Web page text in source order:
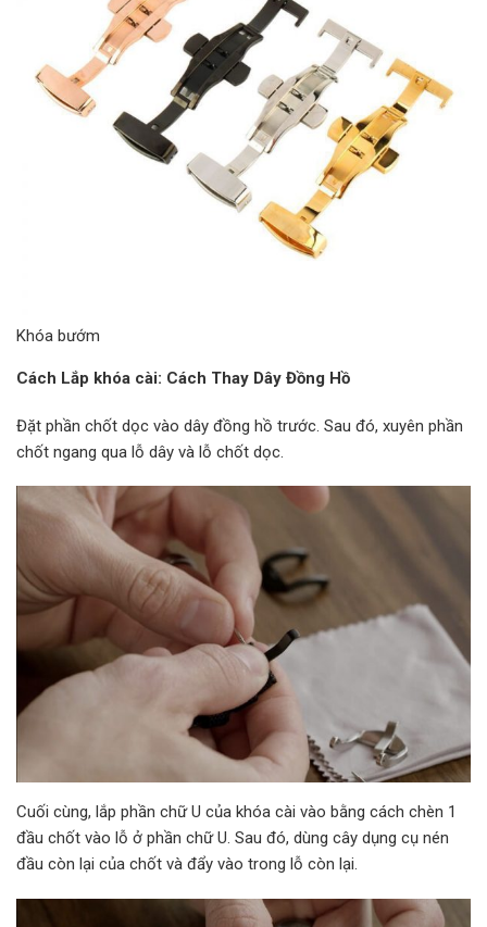
Khóa bướm
Cách Lắp khóa cài: Cách Thay Dây Đồng Hồ
Đặt phần chốt dọc vào dây đồng hồ trước. Sau đó, xuyên phần
chốt ngang qua lỗ dây và lỗ chốt dọc.
Cuối cùng, lắp phần chữ U của khóa cài vào bằng cách chèn 1
đầu chốt vào lỗ ở phần chữ U. Sau đó, dùng cây dụng cụ nén
đầu còn lại của chốt và đẩy vào trong lỗ còn lại.